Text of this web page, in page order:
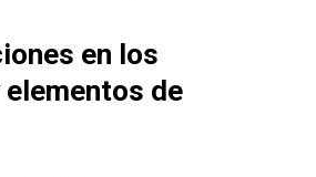
en los
de